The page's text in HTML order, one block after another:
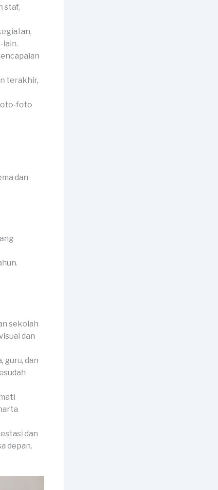
staf,
lain.
terakhir,
foto
dan
sekolah
dan
guru, dan
dan
depan.